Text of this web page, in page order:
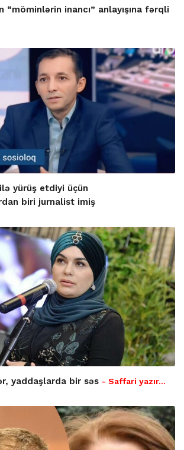
“möminlərin inancı” anlayışına fərqli
yürüş etdiyi üçün
biri jurnalist imiş
yaddaşlarda bir səs - Saffari yazır…